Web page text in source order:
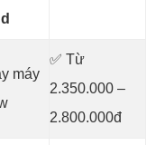
máy
✅ Từ
2.350.000 –
2.800.000đ